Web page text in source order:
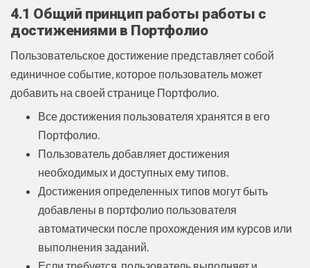
4.1 Общий принцип работы работы с
достижениями в Портфолио
Пользовательское достижение представляет собой
единичное событие, которое пользователь может
добавить на своей странице Портфолио.
Все достижения пользователя хранятся в его
Портфолио.
Пользователь добавляет достижения
необходимых и доступных ему типов.
Достижения определенных типов могут быть
добавлены в портфолио пользователя
автоматически после прохождения им курсов или
выполнения заданий.